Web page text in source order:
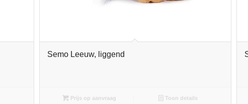
Semo Leeuw, liggend
Prijs op aanvraag Toon details